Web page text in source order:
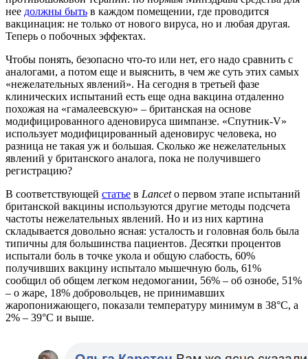
нее должны быть в каждом помещении, где проводится
вакцинация: не только от нового вируса, но и любая другая.
Теперь о побочных эффектах.
Чтобы понять, безопасно что-то или нет, его надо сравнить с
аналогами, а потом еще и выяснить, в чем же суть этих самых
«нежелательных явлений». На сегодня в третьей фазе
клинических испытаний есть еще одна вакцина отдаленно
похожая на «гамалеевскую» – британская на основе
модифицированного аденовируса шимпанзе. «Спутник-V»
использует модифицированный аденовирус человека, но
разница не такая уж и большая. Сколько же нежелательных
явлений у британского аналога, пока не получившего
регистрацию?
В соответствующей статье в Lancetо первом этапе испытаний
британской вакцины используются другие методы подсчета
частоты нежелательных явлений. Но и из них картина
складывается довольно ясная: усталость и головная боль была
типичны для большинства пациентов. Десятки процентов
испытали боль в точке укола и общую слабость, 60%
получивших вакцину испытало мышечную боль, 61%
сообщил об общем легком недомогании, 56% – об ознобе, 51%
– о жаре, 18% добровольцев, не принимавших
жаропонижающего, показали температуру минимум в 38°C, а
2% – 39°C и выше.